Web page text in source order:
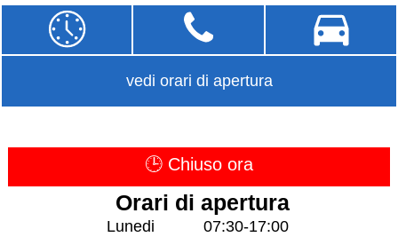
vedi orari di apertura
🕒 Chiuso ora
Orari di apertura
Lunedi
07:30-17:00